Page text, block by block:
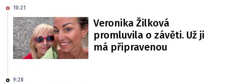
10:21
Veronika Žilková
promluvila o závěti. Už ji
má připravenou
9:28